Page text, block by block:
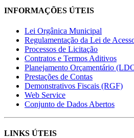
INFORMAÇÕES ÚTEIS
Lei Orgânica Municipal
Regulamentação da Lei de
Processos de Licitação
Contratos e Termos Aditivos
Planejamento Orçamentário
Prestações de Contas
Demonstrativos Fiscais (RGF)
Web Service
Conjunto de Dados Abertos
LINKS ÚTEIS